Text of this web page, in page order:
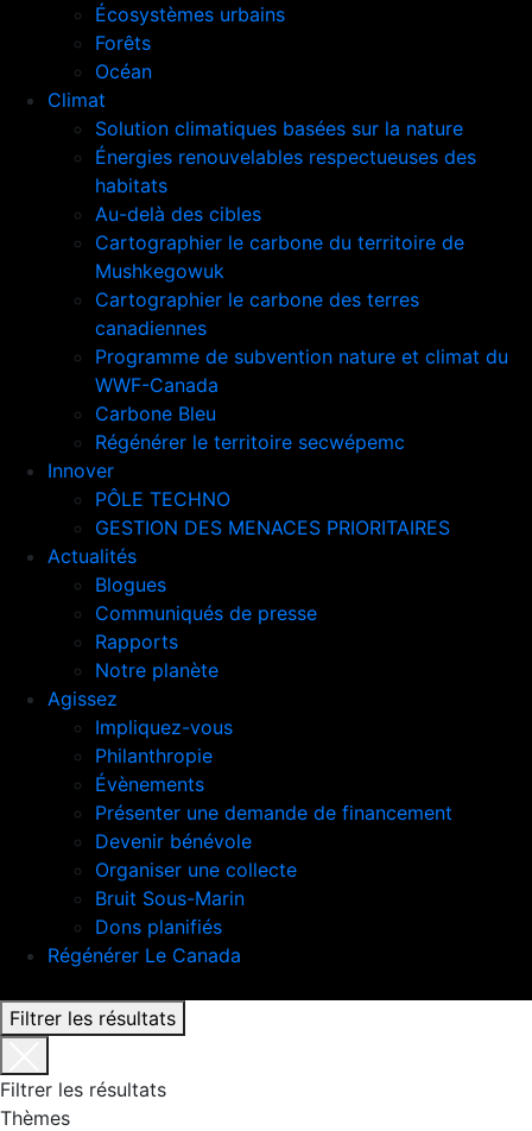
Écosystèmes urbains
Forêts
Océan
Climat
Solution climatiques basées sur la nature
Énergies renouvelables respectueuses des
habitats
Au-delà des cibles
Cartographier le carbone du territoire de
Mushkegowuk
Cartographier le carbone des terres
canadiennes
Programme de subvention nature et climat du
WWF-Canada
Carbone Bleu
Régénérer le territoire secwépemc
Innover
PÔLE TECHNO
GESTION DES MENACES PRIORITAIRES
Actualités
Blogues
Communiqués de presse
Rapports
Notre planète
Agissez
Impliquez-vous
Philanthropie
Évènements
Présenter une demande de financement
Devenir bénévole
Organiser une collecte
Bruit Sous-Marin
Dons planifiés
Régénérer Le Canada
Filtrer les résultats
Filtrer les résultats
Thèmes